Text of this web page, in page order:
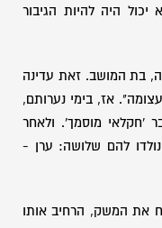
היה להיות הגיבור
בת המושב. זאת עדינה
אז, בימי נערותם,
'חקלאי מוסמך'. ולאחר
להם שלושה: ערן -
את המשק, הרחיב אותו